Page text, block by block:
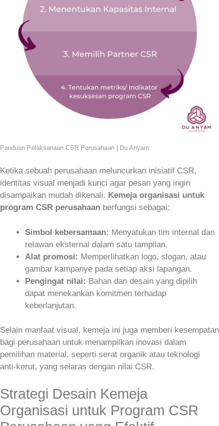
Panduan Pelaksanaan CSR Perusahaan | Du Anyam
Ketika sebuah perusahaan meluncurkan inisiatif CSR,
identitas visual menjadi kunci agar pesan yang ingin
disampaikan mudah dikenali. Kemeja organisasi untuk
program CSR perusahaan berfungsi sebagai:
Simbol kebersamaan: Menyatukan tim internal dan
relawan eksternal dalam satu tampilan.
Alat promosi: Memperlihatkan logo, slogan, atau
gambar kampanye pada setiap aksi lapangan.
Pengingat nilai: Bahan dan desain yang dipilih
dapat menekankan komitmen terhadap
keberlanjutan.
Selain manfaat visual, kemeja ini juga memberi kesempatan
bagi perusahaan untuk menampilkan inovasi dalam
pemilihan material, seperti serat organik atau teknologi
anti‑kerut, yang selaras dengan nilai CSR.
Strategi Desain Kemeja
Organisasi untuk Program CSR